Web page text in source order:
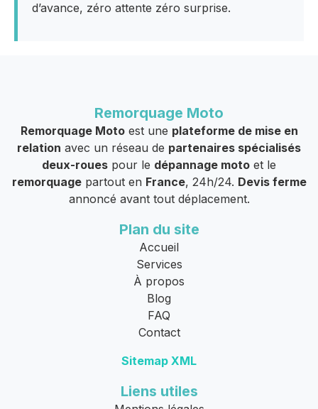
d’avance, zéro attente zéro surprise.
Remorquage Moto
Remorquage Motoest une plateforme de mise en
relation avec un réseau de partenaires spécialisés
deux-roues pour le dépannage moto et le
remorquagepartout en France, 24h/24. Devis ferme
annoncé avant tout déplacement.
Plan du site
Accueil
Services
À propos
Blog
FAQ
Contact
Sitemap XML
Liens utiles